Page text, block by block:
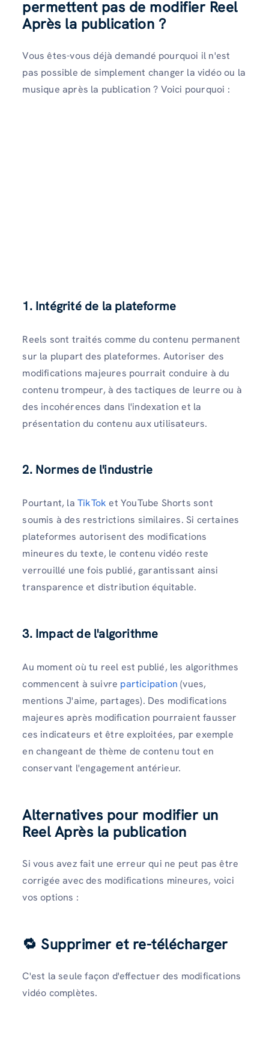
permettent pas de modifier Reel
Après la publication ?
Vous êtes-vous déjà demandé pourquoi il n'est
pas possible de simplement changer la vidéo ou la
musique après la publication ? Voici pourquoi :
1. Intégrité de la plateforme
Reels sont traités comme du contenu permanent
sur la plupart des plateformes. Autoriser des
modifications majeures pourrait conduire à du
contenu trompeur, à des tactiques de leurre ou à
des incohérences dans l'indexation et la
présentation du contenu aux utilisateurs.
2. Normes de l'industrie
Pourtant, la TikTok et YouTube Shorts sont
soumis à des restrictions similaires. Si certaines
plateformes autorisent des modifications
mineures du texte, le contenu vidéo reste
verrouillé une fois publié, garantissant ainsi
transparence et distribution équitable.
3. Impact de l'algorithme
Au moment où tu reel est publié, les algorithmes
commencent à suivre participation (vues,
mentions J'aime, partages). Des modifications
majeures après modification pourraient fausser
ces indicateurs et être exploitées, par exemple
en changeant de thème de contenu tout en
conservant l'engagement antérieur.
Alternatives pour modifier un
Reel Après la publication
Si vous avez fait une erreur qui ne peut pas être
corrigée avec des modifications mineures, voici
vos options :
🔁 Supprimer et re-télécharger
C'est la seule façon d'effectuer des modifications
vidéo complètes.